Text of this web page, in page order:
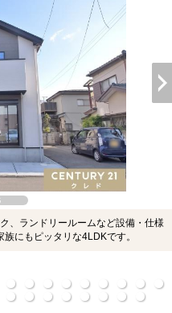
、ランドリールームなど設備・仕様
にもピッタリな4LDKです。